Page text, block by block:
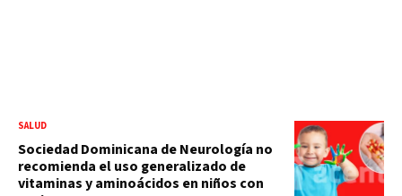
SALUD
Sociedad Dominicana de Neurología no
recomienda el uso generalizado de
vitaminas y aminoácidos en niños con